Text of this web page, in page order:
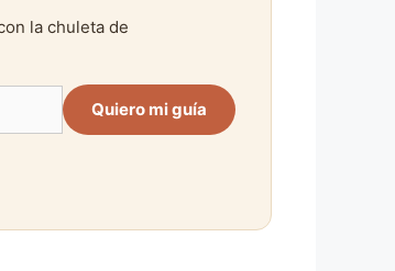
la chuleta de
Quiero mi guía